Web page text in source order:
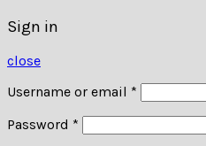
Sign in
close
Username or email *
Password *